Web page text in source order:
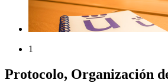
1
Protocolo, Organización